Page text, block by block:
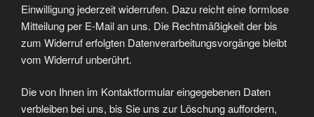
Einwilligung jederzeit widerrufen. Dazu reicht eine formlose
Mitteilung per E-Mail an uns. Die Rechtmäßigkeit der bis
zum Widerruf erfolgten Datenverarbeitungsvorgänge bleibt
vom Widerruf unberührt.
Die von Ihnen im Kontaktformular eingegebenen Daten
verbleiben bei uns, bis Sie uns zur Löschung auffordern,